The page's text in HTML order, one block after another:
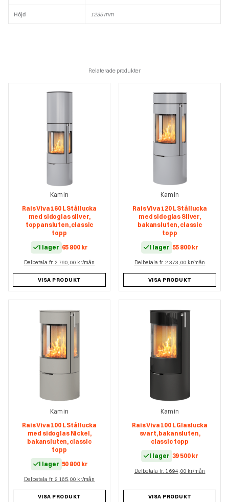
Höjd 1235 mm
Relaterade produkter
Kamin
Rais Viva 160 L Stållucka
med sidoglas silver,
toppansluten, classic
topp
I lager 65 800 kr
Delbetala fr. 2 790,00 kr/mån
VISA PRODUKT
Kamin
Rais Viva 120 L Stållucka
med sidoglas Silver,
bakansluten, classic
topp
I lager 55 800 kr
Delbetala fr. 2 373,00 kr/mån
VISA PRODUKT
Kamin
Rais Viva 100 L Stållucka
med sidoglas Nickel,
bakansluten, classic
topp
I lager 50 800 kr
Delbetala fr. 2 165,00 kr/mån
VISA PRODUKT
Kamin
Rais Viva 100 L Glaslucka
svart, bakansluten,
classic topp
I lager 39 500 kr
Delbetala fr. 1 694,00 kr/mån
VISA PRODUKT